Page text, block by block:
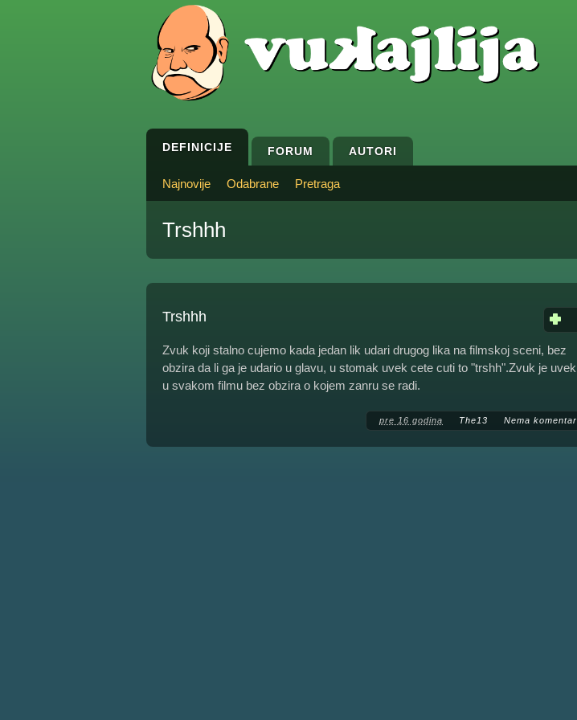
DEFINICIJE FORUM AUTORI
Najnovije Odabrane Pretraga
Trshhh
Trshhh
Zvuk koji stalno cujemo kada jedan lik udari drugog lika na filmskoj sceni, bez
obzira da li ga je udario u glavu, u stomak uvek cete cuti to "trshh".Zvuk je
u svakom filmu bez obzira o kojem zanru se radi.
pre 16 godina The13 Nema